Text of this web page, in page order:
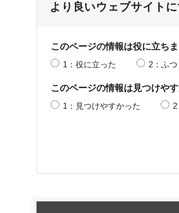
より良いウェブサイト
このページの情報は役に立ち
1：役に立った 2：ふつ
このページの情報は見つけや
1：見つけやすかった 2